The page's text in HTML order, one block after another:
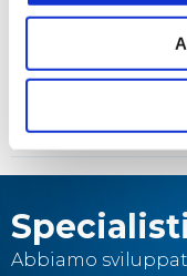
H
0006
0006
Abbiamo